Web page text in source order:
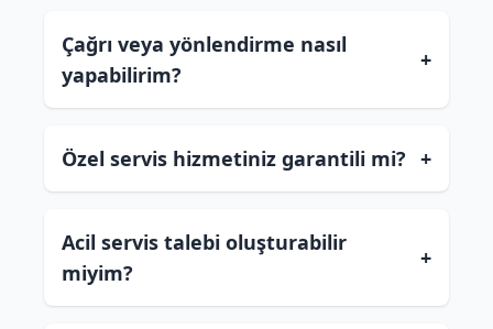
Çağrı veya yönlendirme nasıl
yapabilirim?
+
Özel servis hizmetiniz garantili mi? +
Acil servis talebi oluşturabilir
miyim?
+